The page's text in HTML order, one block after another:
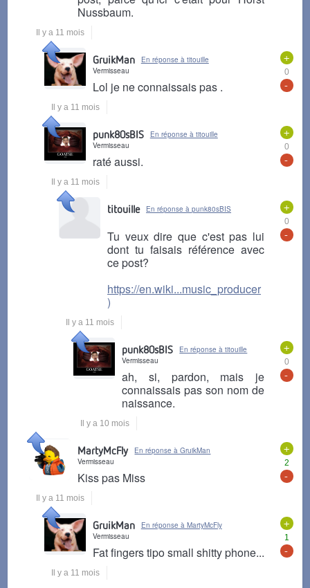
Nussbaum.
Il y a 11 mois
+
0
-
GruikMan
En réponse à titouille
Vermisseau
Lol je ne connaissais pas .
Il y a 11 mois
+
0
-
punk80sBIS
En réponse à titouille
Vermisseau
raté aussi.
Il y a 11 mois
+
0
-
titouille En réponse à punk80sBIS
Tu veux dire que c'est pas lui
dont tu faisais référence avec
ce post?
https://en.wiki...music_producer
)
Il y a 11 mois
+
0
-
punk80sBIS
En réponse à titouille
Vermisseau
ah, si, pardon, mais je
connaissais pas son nom de
naissance.
Il y a 10 mois
+
2
-
MartyMcFly
En réponse à GruikMan
Vermisseau
Kiss pas Miss
Il y a 11 mois
+
1
-
GruikMan
En réponse à MartyMcFly
Vermisseau
Fat fingers tipo small shitty phone...
Il y a 11 mois